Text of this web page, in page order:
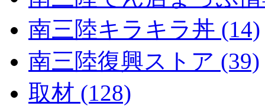
南三陸キラキラ丼 (14)
南三陸復興ストア (39)
取材 (128)